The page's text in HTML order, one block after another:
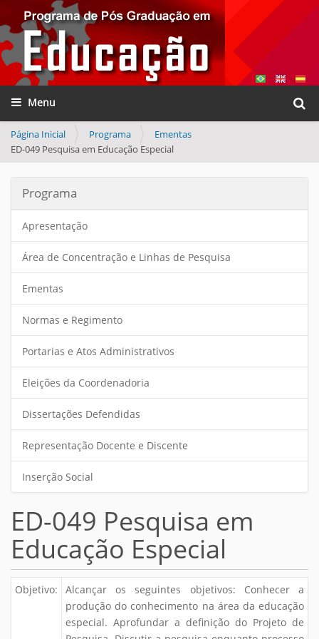
Busca
Toggle navigation
Página Inicial Programa
Ementas
ED-049 Pesquisa em Educação Especial
Programa
Apresentação
Área de Concentração e Linhas de Pesquisa
Ementas
Normas e Regimento
Portarias e Atos Administrativos
Eleições da Coordenadoria
Dissertações Defendidas
Representação Docente e Discente
Inserção Social
ED-049 Pesquisa em
Educação Especial
Objetivo:
Alcançar os seguintes objetivos: Conhecer a
produção do conhecimento na área da educação
especial. Aprofundar a definição do Projeto de